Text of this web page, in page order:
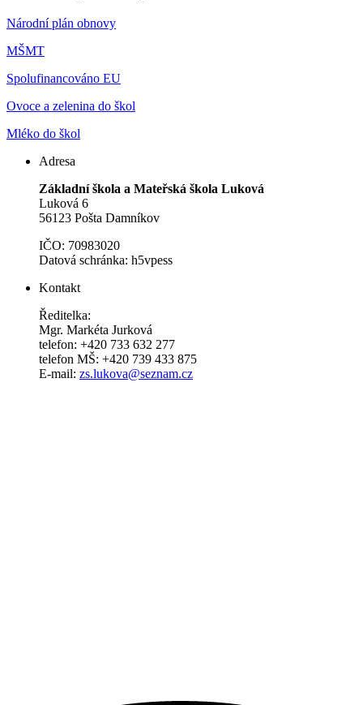
Národní plán obnovy
MŠMT
Spolufinancováno EU
Ovoce a zelenina do škol
Mléko do škol
Adresa
Základní škola a Mateřská škola Luková
Luková 6
56123 Pošta Damníkov
IČO: 70983020
Datová schránka: h5vpess
Kontakt
Ředitelka:
Mgr. Markéta Jurková
telefon: +420 733 632 277
telefon MŠ: +420 739 433 875
E-mail: zs.lukova@seznam.cz